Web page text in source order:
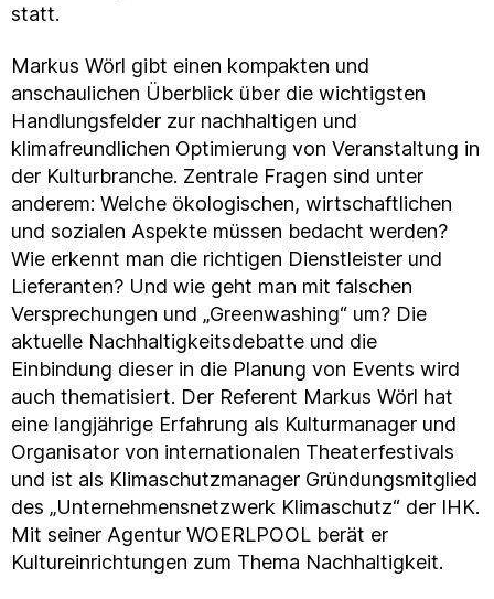
statt.
Markus Wörl gibt einen kompakten und
anschaulichen Überblick über die wichtigsten
Handlungsfelder zur nachhaltigen und
klimafreundlichen Optimierung von Veranstaltung in
der Kulturbranche. Zentrale Fragen sind unter
anderem: Welche ökologischen, wirtschaftlichen
und sozialen Aspekte müssen bedacht werden?
Wie erkennt man die richtigen Dienstleister und
Lieferanten? Und wie geht man mit falschen
Versprechungen und „Greenwashing“ um? Die
aktuelle Nachhaltigkeitsdebatte und die
Einbindung dieser in die Planung von Events wird
auch thematisiert. Der Referent Markus Wörl hat
eine langjährige Erfahrung als Kulturmanager und
Organisator von internationalen Theaterfestivals
und ist als Klimaschutzmanager Gründungsmitglied
des „Unternehmensnetzwerk Klimaschutz“ der IHK.
Mit seiner Agentur WOERLPOOL berät er
Kultureinrichtungen zum Thema Nachhaltigkeit.